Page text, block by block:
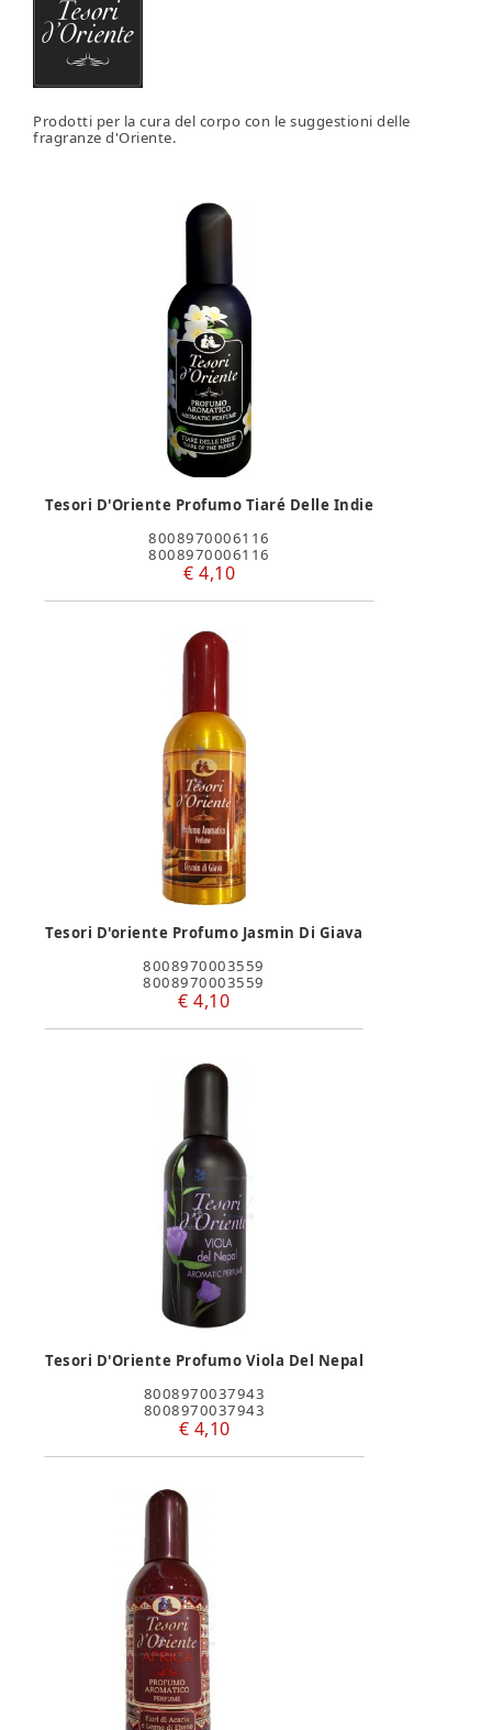
Prodotti per la cura del corpo con le suggestioni delle
fragranze d'Oriente.
Tesori D'Oriente Profumo Tiaré Delle Indie
8008970006116
8008970006116
€ 4,10
Tesori D'oriente Profumo Jasmin Di Giava
8008970003559
8008970003559
€ 4,10
Tesori D'Oriente Profumo Viola Del Nepal
8008970037943
8008970037943
€ 4,10